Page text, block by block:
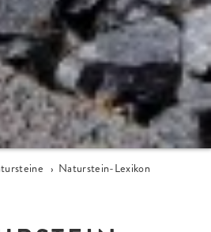
› Naturstein-Lexikon